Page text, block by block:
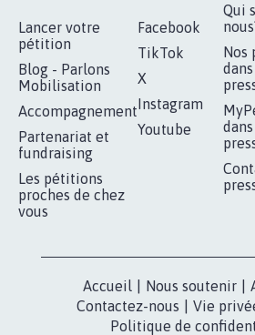
Lancer votre
pétition
Blog - Parlons
Mobilisation
Accompagnement
Partenariat et
fundraising
Les pétitions
proches de chez
vous
Facebook
TikTok
X
Instagram
Youtube
Qui
Nos
Accueil Nous soutenir
Contactez-nous
Vie
Politique de